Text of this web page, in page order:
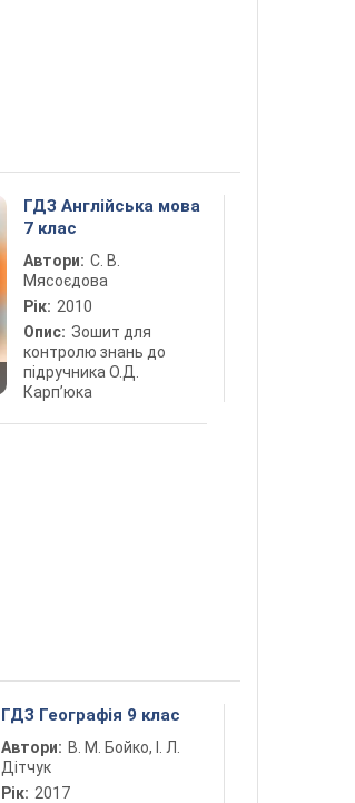
ГДЗ Англійська мова
7 клас
Автори: С. В.
Мясоєдова
Рік: 2010
Опис: Зошит для
контролю знань до
підручника О.Д.
Карп’юка
ГДЗ Географія 9 клас
Автори: В. М. Бойко, І. Л.
Дітчук
Рік: 2017